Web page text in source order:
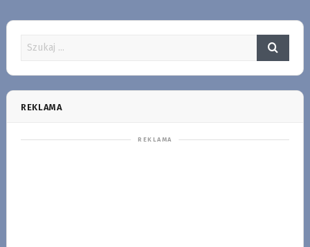
REKLAMA